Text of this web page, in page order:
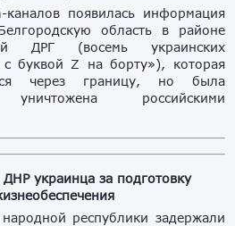
появилась информация
область в районе
ДРГ (восемь украинских
буквой Z на борту»), которая
через границу, но была
российскими
украинца за подготовку
республики задержали